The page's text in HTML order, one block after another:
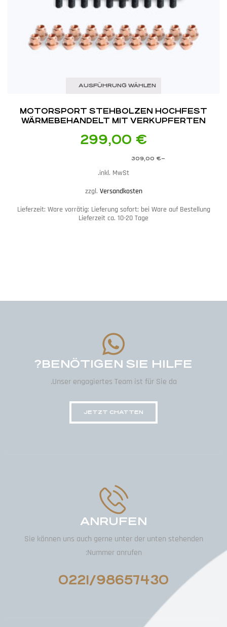
AUSFÜHRUNG WÄHLEN
MOTORSPORT STEHBOLZEN HOCHFEST
WÄRMEBEHANDELT MIT VERKUPFERTEN
299,00 €
–
309,00 €
inkl. MwSt.
zzgl. Versandkosten
Lieferzeit: Ware vorrätig: Lieferung sofort; bei Ware auf Bestellung
Lieferzeit ca. 10-20 Tage
BENÖTIGEN SIE HILFE?
Unser engagiertes Team ist für Sie da.
JETZT CHATTEN
ANRUFEN
Sie können uns auch gerne unter der unten stehenden
Nummer anrufen:
0221/98657430